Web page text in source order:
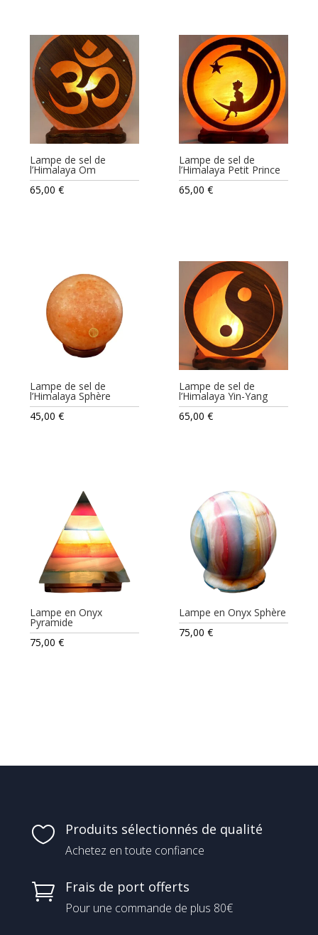
Lampe de sel de
l’Himalaya Om
65,00€
Lampe de sel de
l’Himalaya Petit Prince
65,00€
Lampe de sel de
l’Himalaya Sphère
45,00€
Lampe de sel de
l’Himalaya Yin-Yang
65,00€
Lampe en Onyx
Pyramide
75,00€
Lampe en Onyx Sphère
75,00€
 Produits sélectionnés de qualité
Achetez en toute confiance
 Frais de port offerts
Pour une commande de plus 80€